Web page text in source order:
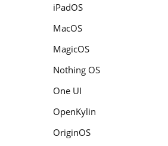
iPadOS
MacOS
MagicOS
Nothing OS
One UI
OpenKylin
OriginOS